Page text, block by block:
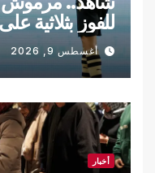
للفوز بثلاثية
أغسطس 9, 2026
أخبار